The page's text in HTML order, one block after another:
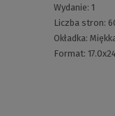
Wydanie: 1
Liczba stron:
Okładka:
Format: